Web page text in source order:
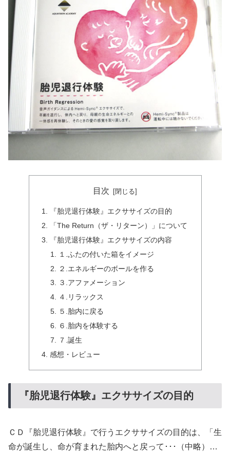
目次
『胎児退行体験』エクササイズの目的
「The Return（ザ・リターン）」について
『胎児退行体験』エクササイズの内容
１.ふたの付いた箱をイメージ
２.エネルギーのボールを作る
３.アファメーション
４.リラックス
５.胎内に戻る
６.胎内を体験する
７.誕生
感想・レビュー
『胎児退行体験』エクササイズの目的
ＣＤ『胎児退行体験』で行うエクササイズの目的は、「生
命が誕生し、命が育まれた胎内へと戻って･･･（中略）…